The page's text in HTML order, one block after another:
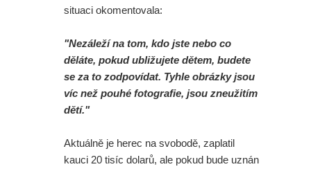
situaci okomentovala:
"Nezáleží na tom, kdo jste nebo co
děláte, pokud ubližujete dětem, budete
se za to zodpovídat. Tyhle obrázky jsou
víc než pouhé fotografie, jsou zneužitím
dětí."
Aktuálně je herec na svobodě, zaplatil
kauci 20 tisíc dolarů, ale pokud bude uznán